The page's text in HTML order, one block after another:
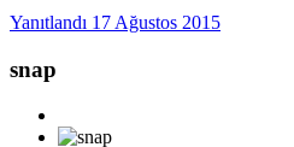
Yanıtlandı 17 Ağustos 2015
snap